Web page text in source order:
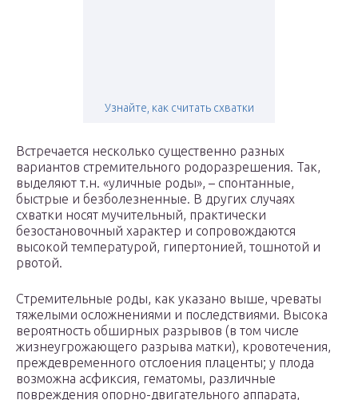
Узнайте, как считать схватки
Встречается несколько существенно разных
вариантов стремительного родоразрешения. Так,
выделяют т.н. «уличные роды», – спонтанные,
быстрые и безболезненные. В других случаях
схватки носят мучительный, практически
безостановочный характер и сопровождаются
высокой температурой, гипертонией, тошнотой и
рвотой.
Стремительные роды, как указано выше, чреваты
тяжелыми осложнениями и последствиями. Высока
вероятность обширных разрывов (в том числе
жизнеугрожающего разрыва матки), кровотечения,
преждевременного отслоения плаценты; у плода
возможна асфиксия, гематомы, различные
повреждения опорно-двигательного аппарата,